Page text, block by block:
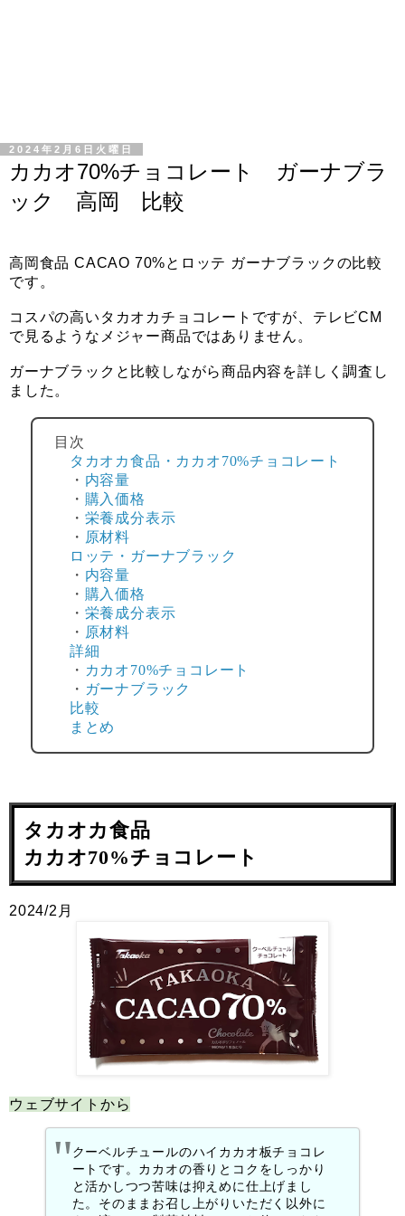
2024年2月6日火曜日
カカオ70%チョコレート ガーナブラ
ック 高岡 比較
高岡食品 CACAO 70%とロッテ ガーナブラックの比較
です。
コスパの高いタカオカチョコレートですが、テレビCM
で見るようなメジャー商品ではありません。
ガーナブラックと比較しながら商品内容を詳しく調査し
ました。
目次
タカオカ食品・カカオ70%チョコレート
・ 内容量
・ 購入価格
・ 栄養成分表示
・ 原材料
ロッテ・ガーナブラック
・ 内容量
・ 購入価格
・ 栄養成分表示
・ 原材料
詳細
・ カカオ70%チョコレート
・ ガーナブラック
比較
まとめ
タカオカ食品
カカオ70%チョコレート
2024/2月
ウェブサイトから
クーベルチュールのハイカカオ板チョコレ
ートです。カカオの香りとコクをしっかり
と活かしつつ苦味は抑えめに仕上げまし
た。そのままお召し上がりいただく以外に